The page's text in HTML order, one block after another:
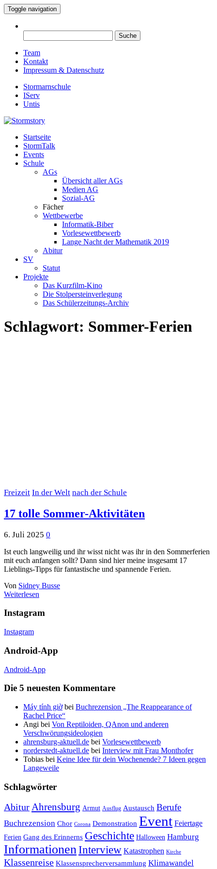
Toggle navigation
nach:
Team
Kontakt
Impressum & Datenschutz
Stormarnschule
IServ
Untis
Stormstory
Eure digitale Schülerzeitung
Startseite
StormTalk
Events
Schule
AGs
Übersicht aller AGs
Medien AG
Sozial-AG
Fächer
Wettbewerbe
Informatik-Biber
Vorlesewettbewerb
Lange Nacht der Mathematik 2019
Abitur
SV
Statut
Projekte
Das Kurzfilm-Kino
Die Stolpersteinverlegung
Das Schülerzeitungs-Archiv
Schlagwort: Sommer-Ferien
Freizeit In der Welt nach der Schule
17 tolle Sommer-Aktivitäten
6. Juli 2025 0
Ist euch langweilig und ihr wisst nicht was ihr in den Sommerferien
mit euch anfangen sollt? Dann sind hier meine insgesamt 17
Lieblings-Tipps für fantastische und spannende Ferien.
Von Sidney Busse
Weiterlesen
Instagram
Instagram
Android-App
Android-App
Die 5 neuesten Kommentare
Máy tính giờbei Buchrezension „The Reappearance of
Rachel Price“
Angi bei Von Reptiloiden, QAnon und anderen
Verschwörungsideologien
ahrensburg-aktuell.de bei Vorlesewettbewerb
norderstedt-aktuell.de bei Interview mit Frau Monthofer
Tobias bei Keine Idee für dein Wochenende? 7 Ideen gegen
Langeweile
Schlagwörter
AbiturAhrensburg Armut Ausflug Austausch Berufe
Buchrezension Chor Corona Demonstration Event Feiertage
Ferien Gang des Erinnerns Geschichte Halloween Hamburg
InformationenInterview Katastrophen Kirche
Klassenreise Klassensprecherversammlung Klimawandel